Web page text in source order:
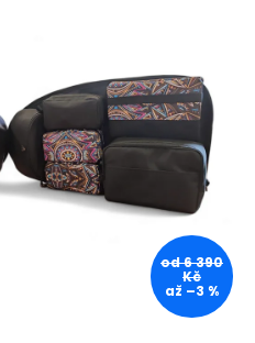
od 6 390
Kč
až –3 %